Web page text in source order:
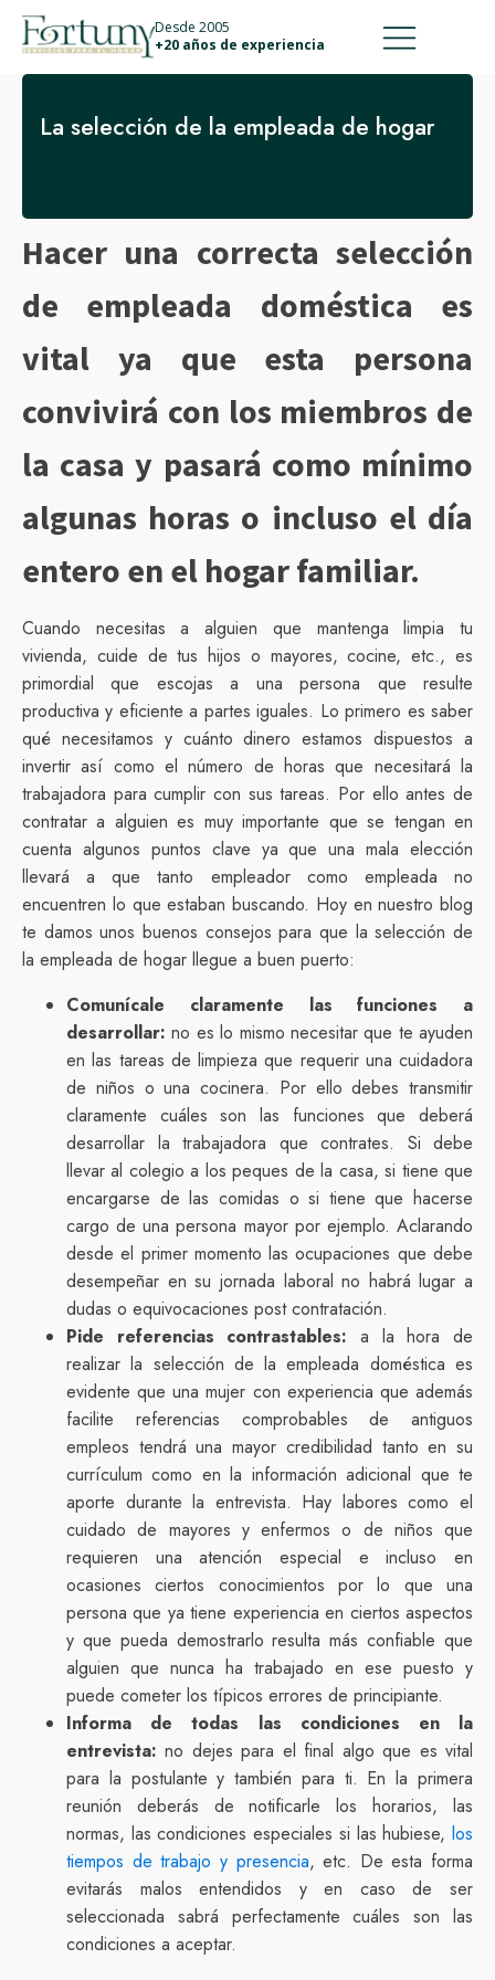
911 887 226
Desde 2005
+20 años de experiencia
La selección de la empleada de hogar
Hacer una correcta selección
de empleada doméstica es
vital ya que esta persona
convivirá con los miembros de
la casa y pasará como mínimo
algunas horas o incluso el día
entero en el hogar familiar.
Cuando necesitas a alguien que mantenga limpia tu
vivienda, cuide de tus hijos o mayores, cocine, etc., es
primordial que escojas a una persona que resulte
productiva y eficiente a partes iguales. Lo primero es saber
qué necesitamos y cuánto dinero estamos dispuestos a
invertir así como el número de horas que necesitará la
trabajadora para cumplir con sus tareas. Por ello antes de
contratar a alguien es muy importante que se tengan en
cuenta algunos puntos clave ya que una mala elección
llevará a que tanto empleador como empleada no
encuentren lo que estaban buscando. Hoy en nuestro blog
te damos unos buenos consejos para que la selección de
la empleada de hogar llegue a buen puerto:
Comunícale claramente las funciones a
desarrollar: no es lo mismo necesitar que te ayuden
en las tareas de limpieza que requerir una cuidadora
de niños o una cocinera. Por ello debes transmitir
claramente cuáles son las funciones que deberá
desarrollar la trabajadora que contrates. Si debe
llevar al colegio a los peques de la casa, si tiene que
encargarse de las comidas o si tiene que hacerse
cargo de una persona mayor por ejemplo. Aclarando
desde el primer momento las ocupaciones que debe
desempeñar en su jornada laboral no habrá lugar a
dudas o equivocaciones post contratación.
Pide referencias contrastables: a la hora de
realizar la selección de la empleada doméstica es
evidente que una mujer con experiencia que además
facilite referencias comprobables de antiguos
empleos tendrá una mayor credibilidad tanto en su
currículum como en la información adicional que te
aporte durante la entrevista. Hay labores como el
cuidado de mayores y enfermos o de niños que
requieren una atención especial e incluso en
ocasiones ciertos conocimientos por lo que una
persona que ya tiene experiencia en ciertos aspectos
y que pueda demostrarlo resulta más confiable que
alguien que nunca ha trabajado en ese puesto y
puede cometer los típicos errores de principiante.
Informa de todas las condiciones en la
entrevista: no dejes para el final algo que es vital
para la postulante y también para ti. En la primera
reunión deberás de notificarle los horarios, las
normas, las condiciones especiales si las hubiese, los
tiempos de trabajo y presencia, etc. De esta forma
evitarás malos entendidos y en caso de ser
seleccionada sabrá perfectamente cuáles son las
condiciones a aceptar.